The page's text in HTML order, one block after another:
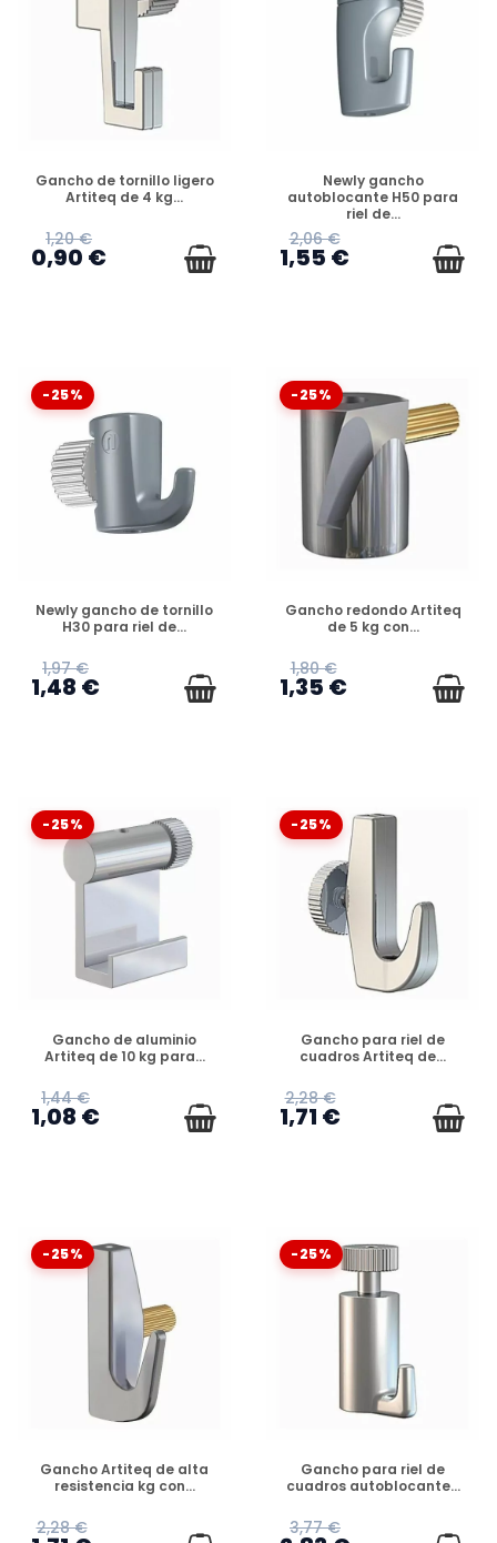
DISPONIBLE
Gancho de tornillo ligero
Artiteq de 4 kg...
1,20 €
0,90 €
DISPONIBLE
Newly gancho
autoblocante H50 para
riel de...
2,06 €
1,55 €
-25%
DISPONIBLE
Newly gancho de tornillo
H30 para riel de...
1,97 €
1,48 €
-25%
DISPONIBLE
Gancho redondo Artiteq
de 5 kg con...
1,80 €
1,35 €
-25%
DISPONIBLE
Gancho de aluminio
Artiteq de 10 kg para...
1,44 €
1,08 €
-25%
DISPONIBLE
Gancho para riel de
cuadros Artiteq de...
2,28 €
1,71 €
-25%
DISPONIBLE
Gancho Artiteq de alta
resistencia kg con...
2,28 €
-25%
DISPONIBLE
Gancho para riel de
cuadros autoblocante...
3,77 €